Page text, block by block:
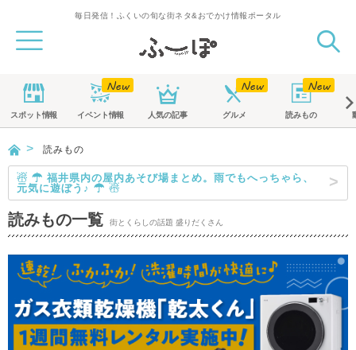
毎日発信！ふくいの旬な街ネタ&おでかけ情報ポータル
スポット情報 イベント情報 人気の記事 グルメ 読みもの
読みもの
☃ ☂ 福井県内の屋内あそび場まとめ。雨でもへっちゃら、
元気に遊ぼう♪ ☂ ☃
読みもの一覧 街とくらしの話題 盛りだくさん